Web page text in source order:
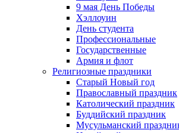
9 мая День Победы
Хэллоуин
День студента
Профессиональные
Государственные
Армия и флот
Религиозные праздники
Старый Новый год
Православный праздник
Католический праздник
Буддийский праздник
Мусульманский